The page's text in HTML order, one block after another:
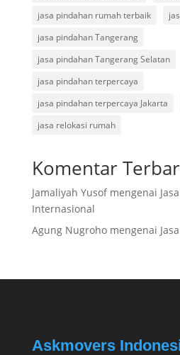
jasa pindahan rumah terbaik
jasa pindahan Tangerang
jasa pindahan Tangerang Selatan
jasa pindahan terpercaya
jasa pindahan terpercaya Jakarta
jasa relokasi rumah
Komentar
Jamaliyah Yusofmengenai
Internasional
Agung Nugrohomengenai
Askmovers